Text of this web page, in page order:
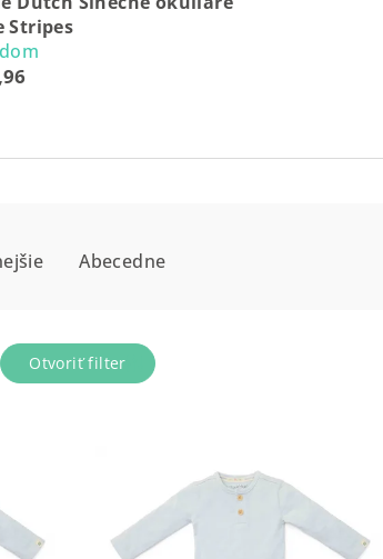
Stripes
Abecedne
Otvoriť filter